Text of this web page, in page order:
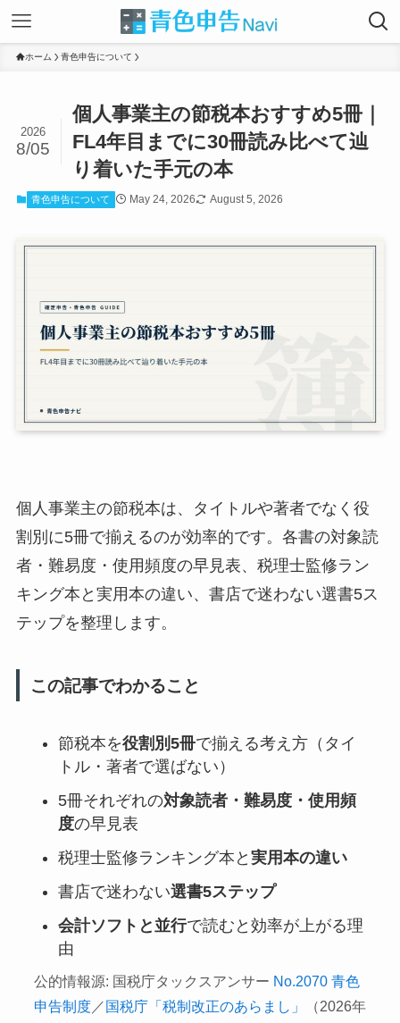
ホーム 青色申告について
個人事業主の節税本おすすめ5冊｜
FL4年目までに30冊読み比べて辿
り着いた手元の本
2026
8/05
青色申告について May 24, 2026 August 5, 2026
個人事業主の節税本は、タイトルや著者でなく役
割別に5冊で揃えるのが効率的です。各書の対象読
者・難易度・使用頻度の早見表、税理士監修ラン
キング本と実用本の違い、書店で迷わない選書5ス
テップを整理します。
この記事でわかること
節税本を役割別5冊で揃える考え方（タイ
トル・著者で選ばない）
5冊それぞれの対象読者・難易度・使用頻
度の早見表
税理士監修ランキング本と 実用本の違い
書店で迷わない選書5ステップ
会計ソフトと並行で読むと効率が上がる理
由
公的情報源: 国税庁タックスアンサー No.2070 青色
申告制度／ 国税庁「税制改正のあらまし」
（2026年